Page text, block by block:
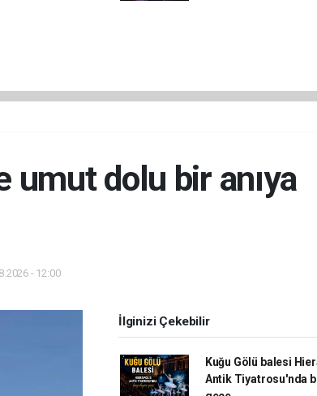
umut dolu bir anıya
- 12:00
İlginizi Çekebilir
Kuğu Gölü balesi
Antik Tiyatrosu'nda